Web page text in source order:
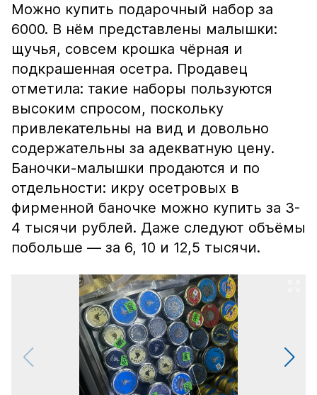
Можно купить подарочный набор за
6000. В нём представлены малышки:
щучья, совсем крошка чёрная и
подкрашенная осетра. Продавец
отметила: такие наборы пользуются
высоким спросом, поскольку
привлекательны на вид и довольно
содержательны за адекватную цену.
Баночки-малышки продаются и по
отдельности: икру осетровых в
фирменной баночке можно купить за 3-
4 тысячи рублей. Даже следуют объёмы
побольше — за 6, 10 и 12,5 тысячи.